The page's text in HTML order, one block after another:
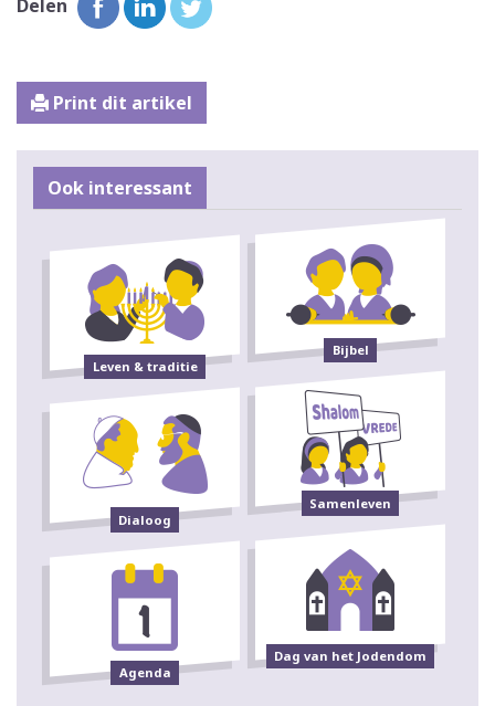
Delen
Print dit artikel
Ook interessant
Leven & traditie
Bijbel
Dialoog
Samenleven
Agenda
Dag van het Jodendom